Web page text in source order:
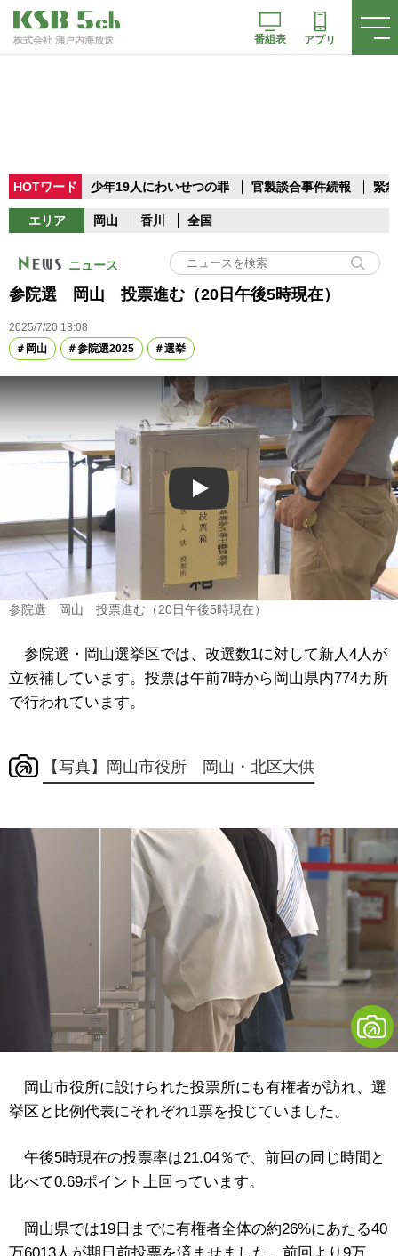
株式会社 瀬戸内海放送 番組表 アプリ
HOTワード 少年19人にわいせつの罪 官製談合事件続報 緊
エリア 岡山 香川 全国
ニュース
参院選 岡山 投票進む（20日午後5時現在）
2025/7/20 18:08
岡山
参院選2025 選挙
Play
参院選 岡山 投票進む（20日午後5時現在）
参院選・岡山選挙区では、改選数1に対して新人4人が
立候補しています。投票は午前7時から岡山県内774カ所
で行われています。
【写真】岡山市役所 岡山・北区大供
岡山市役所に設けられた投票所にも有権者が訪れ、選
挙区と比例代表にそれぞれ1票を投じていました。
午後5時現在の投票率は21.04％で、前回の同じ時間と
比べて0.69ポイント上回っています。
岡山県では19日までに有権者全体の約26%にあたる40
万6013人が期日前投票を済ませました。前回より9万